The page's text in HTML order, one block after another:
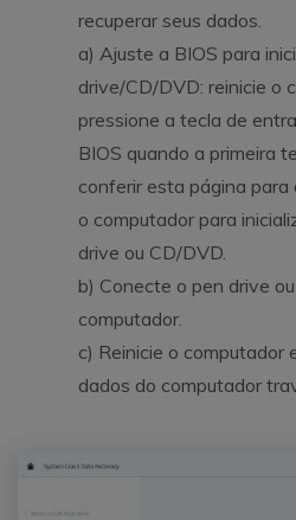
recuperar seus dados.
a) Ajuste a BIOS para
drive/CD/DVD: reinicie o
pressione a tecla de
BIOS quando a primeira
conferir esta página
o computador para
drive ou CD/DVD.
b) Conecte o pen drive
computador.
c) Reinicie o computador
dados do computador